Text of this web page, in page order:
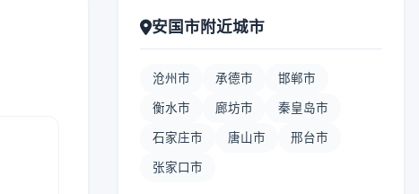
安国市附近城市
沧州市 承德市 邯郸市
衡水市 廊坊市 秦皇岛市
石家庄市 唐山市 邢台市
张家口市